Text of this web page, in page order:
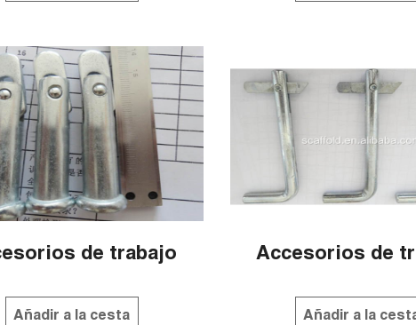
de trabajo
Añadir a la cesta
Accesorios de
Añadir a la